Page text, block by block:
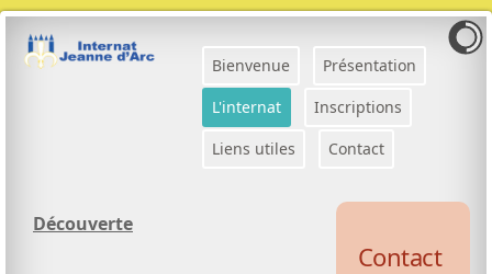
Bienvenue
Présentation
L'internat
Inscriptions
Liens utiles
Contact
Découverte
Contact